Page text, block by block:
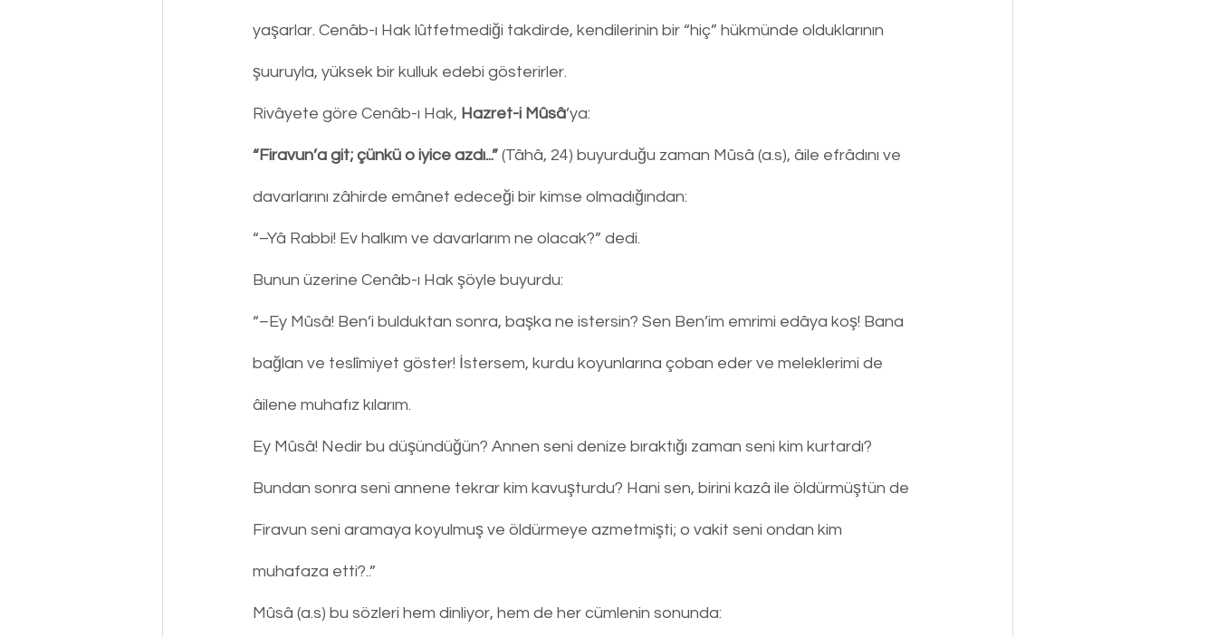
yaşarlar. Cenâb-ı Hak lûtfetmediği takdirde, kendilerinin bir “hiç” hükmünde olduklarının
şuuruyla, yüksek bir kulluk edebi gösterirler.
Rivâyete göre Cenâb-ı Hak, Hazret-i Mûsâ’ya:
“Firavun’a git; çünkü o iyice azdı...” (Tâhâ, 24) buyurduğu zaman Mûsâ (a.s), âile efrâdını ve
davarlarını zâhirde emânet edeceği bir kimse olmadığından:
“–Yâ Rabbi! Ev halkım ve davarlarım ne olacak?” dedi.
Bunun üzerine Cenâb-ı Hak şöyle buyurdu:
“–Ey Mûsâ! Ben’i bulduktan sonra, başka ne istersin? Sen Ben’im emrimi edâya koş! Bana
bağlan ve teslîmiyet göster! İstersem, kurdu koyunlarına çoban eder ve meleklerimi de
âilene muhafız kılarım.
Ey Mûsâ! Nedir bu düşündüğün? Annen seni denize bıraktığı zaman seni kim kurtardı?
Bundan sonra seni annene tekrar kim kavuşturdu? Hani sen, birini kazâ ile öldürmüştün de
Firavun seni aramaya koyulmuş ve öldürmeye azmetmişti; o vakit seni ondan kim
muhafaza etti?..”
Mûsâ (a.s) bu sözleri hem dinliyor, hem de her cümlenin sonunda: